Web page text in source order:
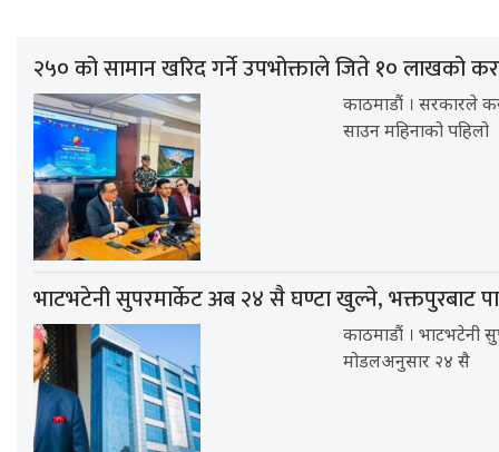
२५० को सामान खरिद गर्ने उपभोक्ताले जिते १० लाखको
काठमाडौं । सरकारले
साउन महिनाको पहिलो
भाटभटेनी सुपरमार्केट अब २४ सै घण्टा खुल्ने, भक्तपुरबाट
काठमाडौं । भाटभटेनी
मोडलअनुसार २४ सै